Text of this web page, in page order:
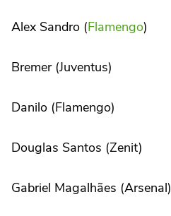
Alex Sandro (Flamengo)
Bremer (Juventus)
Danilo (Flamengo)
Douglas Santos (Zenit)
Gabriel Magalhães (Arsenal)